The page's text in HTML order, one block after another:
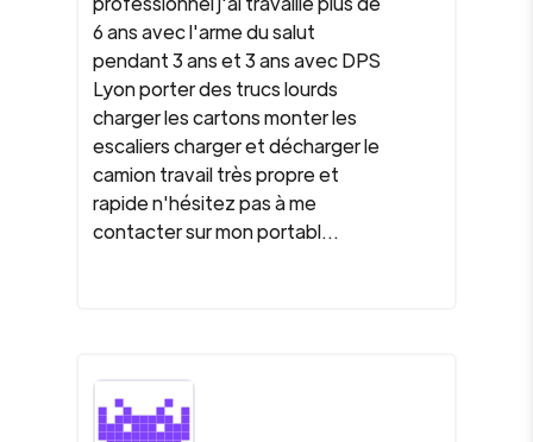
6 ans avec l'arme du salut
pendant 3 ans et 3 ans avec DPS
Lyon porter des trucs lourds
charger les cartons monter les
escaliers charger et décharger le
camion travail très propre et
rapide n'hésitez pas à me
contacter sur mon portabl...